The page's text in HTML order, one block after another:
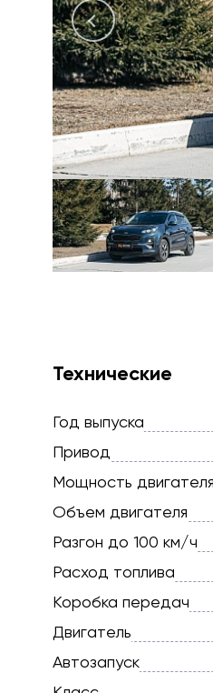
Технические
Год выпуска
Привод
Мощность двигателя
Объем двигателя
Разгон до 100 км/ч
Расход топлива
Коробка передач
Двигатель
Автозапуск